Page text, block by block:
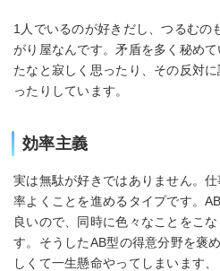
1人でいるのが好きだし、つるむの
がり屋なんです。矛盾を多く秘め
たなと寂しく思ったり、その反対
ったりしています。
効率主義
実は無駄が好きではありません。
率よくことを進めるタイプです。
良いので、同時に色々なことをこ
す。そうしたAB型の得意分野を褒
しくて一生懸命やってしまいます、